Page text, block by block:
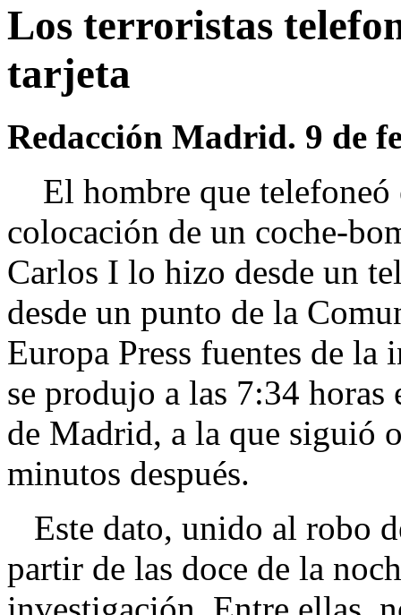
Los terroristas
tarjeta
Redacción Madrid. 9 de
El hombre que telefoneó
colocación de un coche-
Carlos I lo hizo desde un
desde un punto de la
Europa Press fuentes de
se produjo a las 7:34
de Madrid, a la que siguió
minutos después.
Este dato, unido al robo
partir de las doce de la